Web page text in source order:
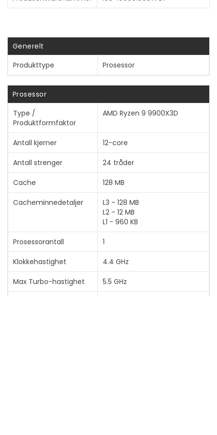
Vis mer
Generelt
Produkttype
Prosessor
Prosessor
Type /
Produktformfaktor
AMD Ryzen 9 9900X3D
Antall kjerner 12-core
Antall strenger 24 tråder
Cache 128 MB
Cacheminnedetaljer
L3 - 128 MB
L2 - 12 MB
L1 - 960 KB
Prosessorantall 1
Klokkehastighet 4.4 GHz
Max Turbo-hastighet 5.5 GHz